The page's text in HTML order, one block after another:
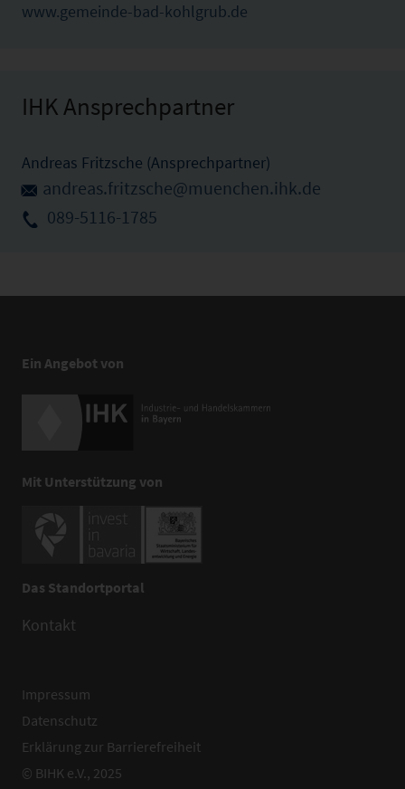
www.gemeinde-bad-kohlgrub.de
IHK Ansprechpartner
Andreas Fritzsche (Ansprechpartner)
andreas.fritzsche@muenchen.ihk.de
089-5116-1785
Ein Angebot von
Mit Unterstützung von
Das Standortportal
Kontakt
Impressum
Datenschutz
Erklärung zur Barrierefreiheit
© BIHK e.V., 2025